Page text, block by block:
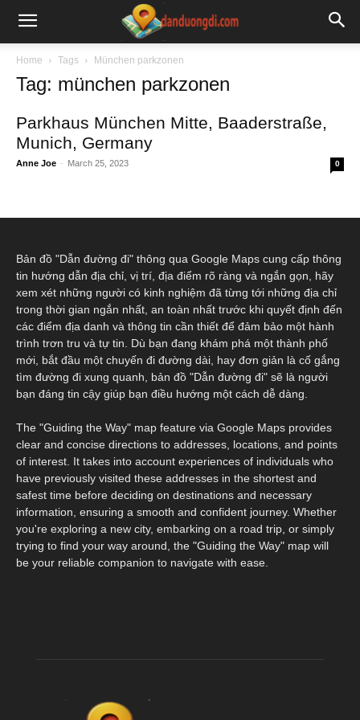
Home Tags München parkzonen
Tag: münchen parkzonen
Parkhaus München Mitte, Baaderstraße,
Munich, Germany
Anne Joe - March 25, 2023 0
Bản đồ "Dẫn đường đi" thông qua Google Maps cung cấp thông
tin hướng dẫn địa chỉ, vị trí, địa điểm rõ ràng và ngắn gọn, hãy
xem xét những người có kinh nghiệm đã từng tới những địa chỉ
trong thời gian ngắn nhất, an toàn nhất trước khi quyết định đến
các điểm địa danh và thông tin cần thiết để đảm bảo một hành
trình trơn tru và tự tin. Dù bạn đang khám phá một thành phố
mới, bắt đầu một chuyến đi đường dài, hay đơn giản là cố gắng
tìm đường đi xung quanh, bản đồ "Dẫn đường đi" sẽ là người
bạn đáng tin cậy giúp bạn điều hướng một cách dễ dàng.
The "Guiding the Way" map feature via Google Maps provides
clear and concise directions to addresses, locations, and points
of interest. It takes into account experiences of individuals who
have previously visited these addresses in the shortest and
safest time before deciding on destinations and necessary
information, ensuring a smooth and confident journey. Whether
you're exploring a new city, embarking on a road trip, or simply
trying to find your way around, the "Guiding the Way" map will
be your reliable companion to navigate with ease.